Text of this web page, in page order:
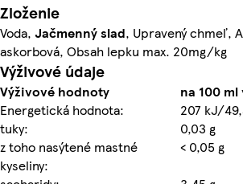
Zloženie
Voda, Jačmenný slad, Upravený chmeľ,
askorbová, Obsah lepku max. 20mg/kg
Výživové údaje
Výživové hodnoty
na 100
Energetická hodnota:
207 kJ/
tuky:
0,03 g
z toho nasýtené mastné
kyseliny:
< 0,05 g